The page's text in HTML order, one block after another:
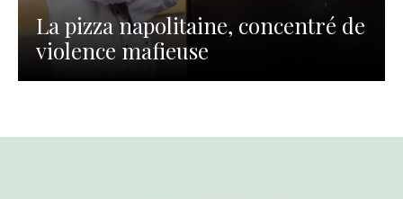
La pizza napolitaine, concentré de
violence mafieuse